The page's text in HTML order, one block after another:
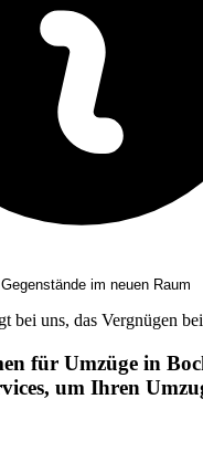
im neuen Raum
bei uns, das Vergnügen
für Umzüge in
um Ihren